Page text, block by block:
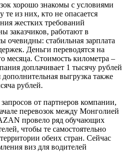
хорошо знакомы с условиями
из них, кто не опасается
жестких требований
заказчиков, работают в
стабильная зарплата
Деньги переводятся на
месяца. Стоимость километра –
доплачивает 1 тысячу рублей
выгрузка также
рублей.
от партнеров компании,
перевозок между Монголией
провело ряд обучающих
чтобы те самостоятельно
обеих стран. Сейчас
виз для водителей